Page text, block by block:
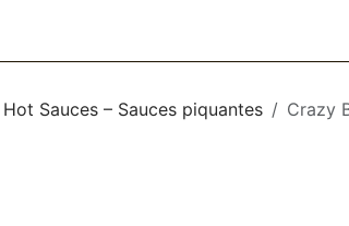
Hot Sauces – Sauces piquantes Crazy